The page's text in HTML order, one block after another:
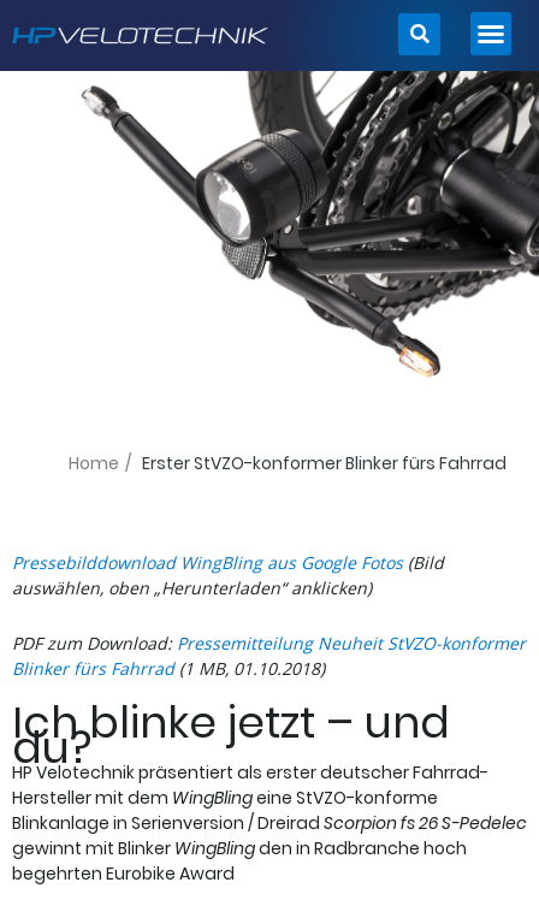
Inhalt
Home / Erster StVZO-konformer Blinker fürs Fahrrad
Pressebilddownload WingBling aus Google Fotos(Bild
auswählen, oben „Herunterladen“ anklicken)
PDF zum Download: Pressemitteilung Neuheit StVZO-konformer
Blinker fürs Fahrrad(1 MB, 01.10.2018)
Ich blinke jetzt – und
du?
HP Velotechnik präsentiert als erster deutscher Fahrrad-
Hersteller mit dem WingBlingeine StVZO-konforme
Blinkanlage in Serienversion / Dreirad Scorpion fs 26 S-Pedelec
gewinnt mit Blinker WingBlingden in Radbranche hoch
begehrten Eurobike Award